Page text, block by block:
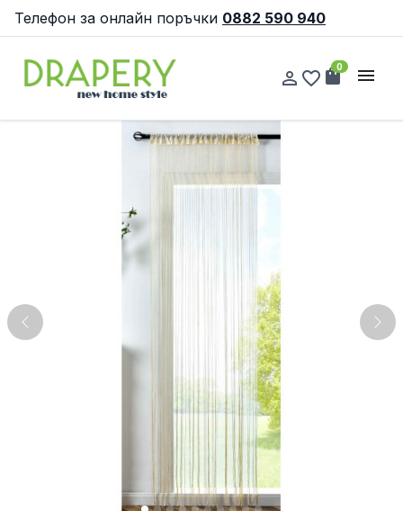
Телефон за онлайн поръчки 0882 590 940
person_outline favorite_border shopping_bag
0 menu
Previous